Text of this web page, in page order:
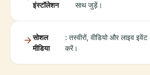
इंस्टॉलेशन
साथ जुड़ें।
सोशल
मीडिया
: तस्वीरों, वीडियो और लाइव
करें।